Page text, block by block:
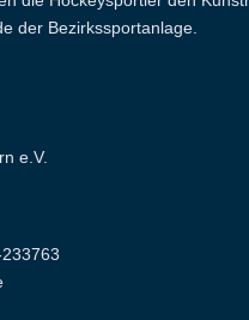
der Bezirkssportanlage.
e.V.